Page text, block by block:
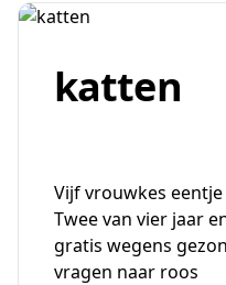
katten
Vijf vrouwkes
Twee van vier jaar
gratis wegens
vragen naar roos